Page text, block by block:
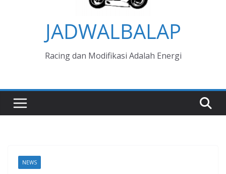
JADWALBALAP
Racing dan Modifikasi Adalah Energi
NEWS